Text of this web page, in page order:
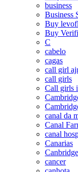
business
Business
Buy
Buy
C
cabelo
cagas
call girl
call girls
Call girls
canal da
Canal
canal
Canarias
cancer